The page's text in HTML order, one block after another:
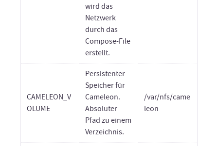
wird das
Netzwerk
durch das
Compose-File
erstellt.
CAMELEON_V
OLUME
Persistenter
Speicher für
Cameleon.
Absoluter
Pfad zu einem
Verzeichnis.
/var/nfs/came
leon